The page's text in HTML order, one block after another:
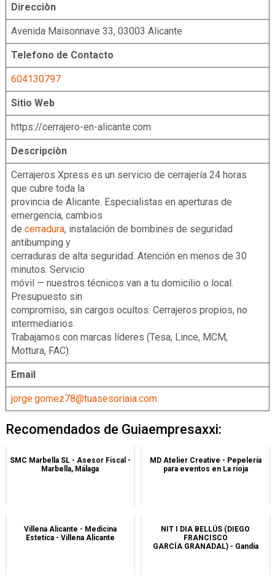
Direcciòn
Avenida Maisonnave 33, 03003 Alicante
Telefono de Contacto
604130797
Sitio Web
https://cerrajero-en-alicante.com
Descripciòn
Cerrajeros Xpress es un servicio de cerrajería 24 horas
que cubre toda la
provincia de Alicante. Especialistas en aperturas de
emergencia, cambios
de cerradura, instalación de bombines de seguridad
antibumping y
cerraduras de alta seguridad. Atención en menos de 30
minutos. Servicio
móvil — nuestros técnicos van a tu domicilio o local.
Presupuesto sin
compromiso, sin cargos ocultos. Cerrajeros propios, no
intermediarios.
Trabajamos con marcas líderes (Tesa, Lince, MCM,
Mottura, FAC).
Email
jorge.gomez78@tuasesoriaia.com
Recomendados de Guiaempresaxxi:
SMC Marbella SL - Asesor Fiscal -
Marbella, Málaga
MD Atelier Creative - Pepelería
para eventos en La rioja
Villena Alicante - Medicina
Estetica - Villena Alicante
NIT I DIA BELLÚS (DIEGO
FRANCISCO
GARCÍA GRANADAL) - Gandía